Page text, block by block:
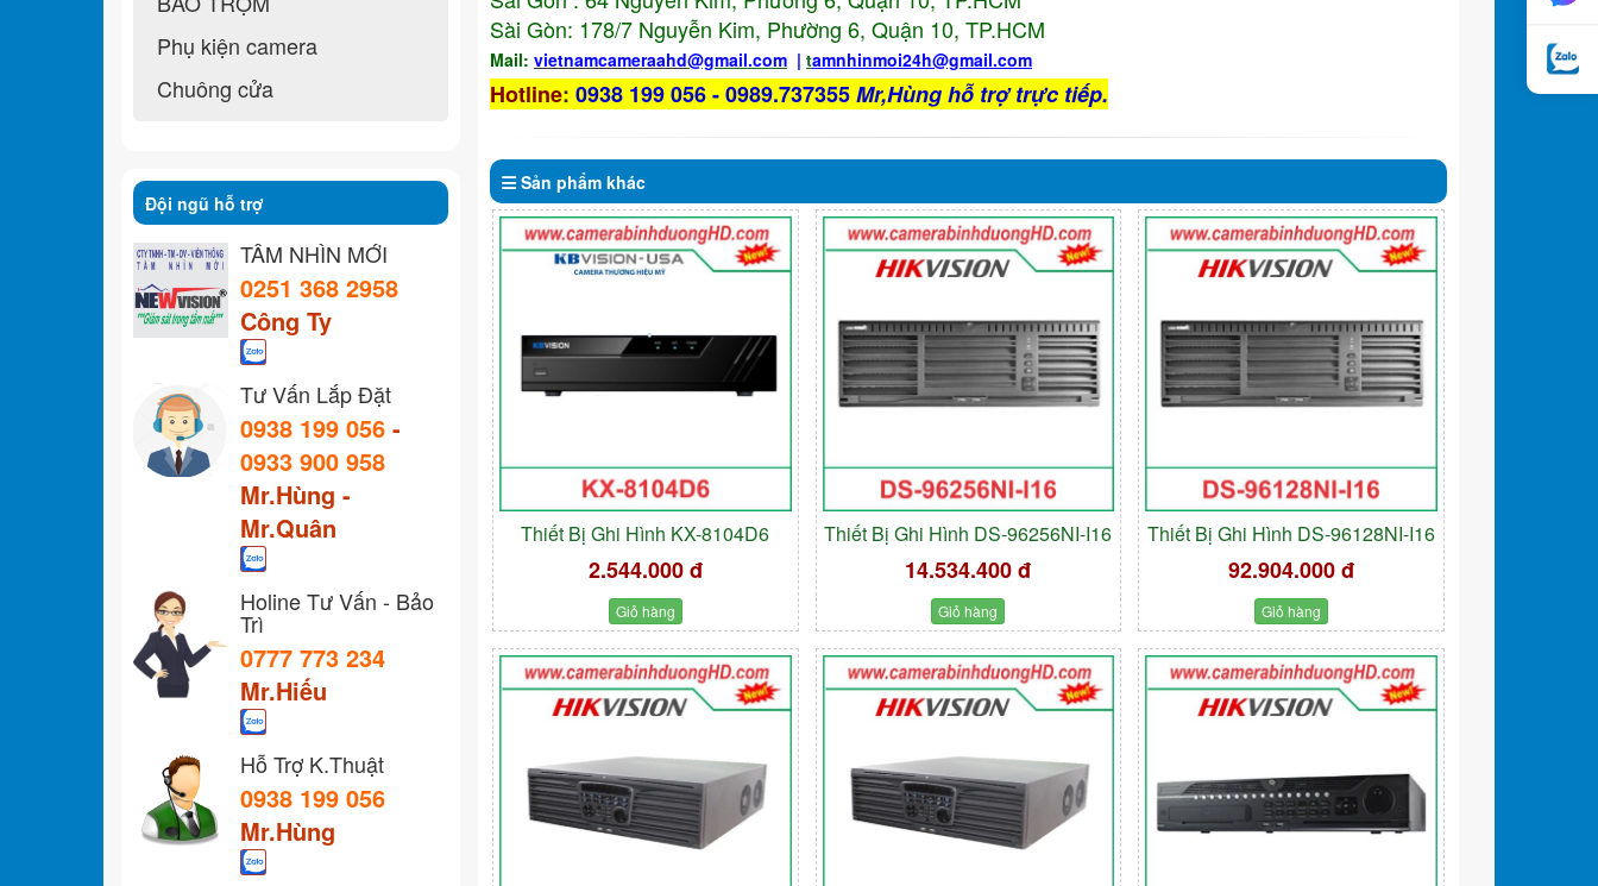
Sài Gòn: 178/7 Nguyễn Kim, Phường 6, Quận 10, TP.HCM
Mail: vietnamcameraahd@gmail.com | tamnhinmoi24h@gmail.com
Hotline: 0938 199 056 - 0989.737355Mr,Hùng hỗ trợ trực tiếp.
Sản phẩm khác
Thiết Bị Ghi Hình KX-8104D6
2.544.000 đ
Giỏ hàng
Thiết Bị Ghi Hình DS-96256NI-I16
14.534.400 đ
Giỏ hàng
Thiết Bị Ghi Hình DS-96128NI-I16
92.904.000 đ
Giỏ hàng
Phụ kiện camera
Chuông cửa
Đội ngũ hỗ trợ
TẦM NHÌN MỚI
0251 368 2958
Công Ty
Tư Vấn Lắp Đặt
0938 199 056 -
0933 900 958
Mr.Hùng -
Mr.Quân
Holine Tư Vấn - Bảo
Trì
0777 773 234
Mr.Hiếu
Hỗ Trợ K.Thuật
0938 199 056
Mr.Hùng